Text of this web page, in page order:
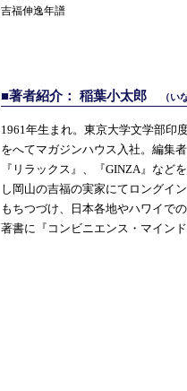
吉福伸逸年譜
■著者紹介： 稲葉小太郎 （い
1961年生まれ。東京大学文学部印
をへてマガジンハウス入社。編集
『リラックス』、『GINZA』など
し岡山の吉福の実家にてロングイ
もちつづけ、日本各地やハワイで
著書に『コンビニエンス・マインド